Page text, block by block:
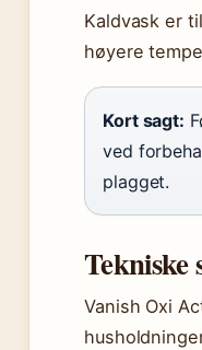
Kaldvask er
høyere
Kort sagt:
ved
plagget.
Tekniske
Vanish Oxi